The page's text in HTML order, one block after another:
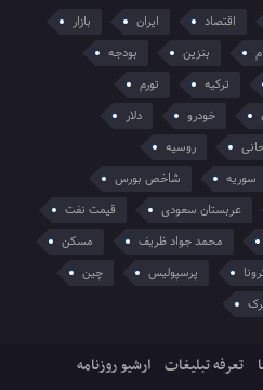
اقتصاد ایران
بازار
بنزین
بودجه
ترکیه
تورم
خودرو
دلار
روسیه
سوریه
شاخص بورس
عربستان سعودی
قیمت نفت
محمد جواد ظریف
مسکن
پرسپولیس
چین
تعرفه تبلیغات ارشیو روزنامه